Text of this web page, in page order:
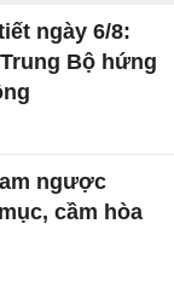
ngày 6/8:
Bộ hứng
ngược
cầm hòa